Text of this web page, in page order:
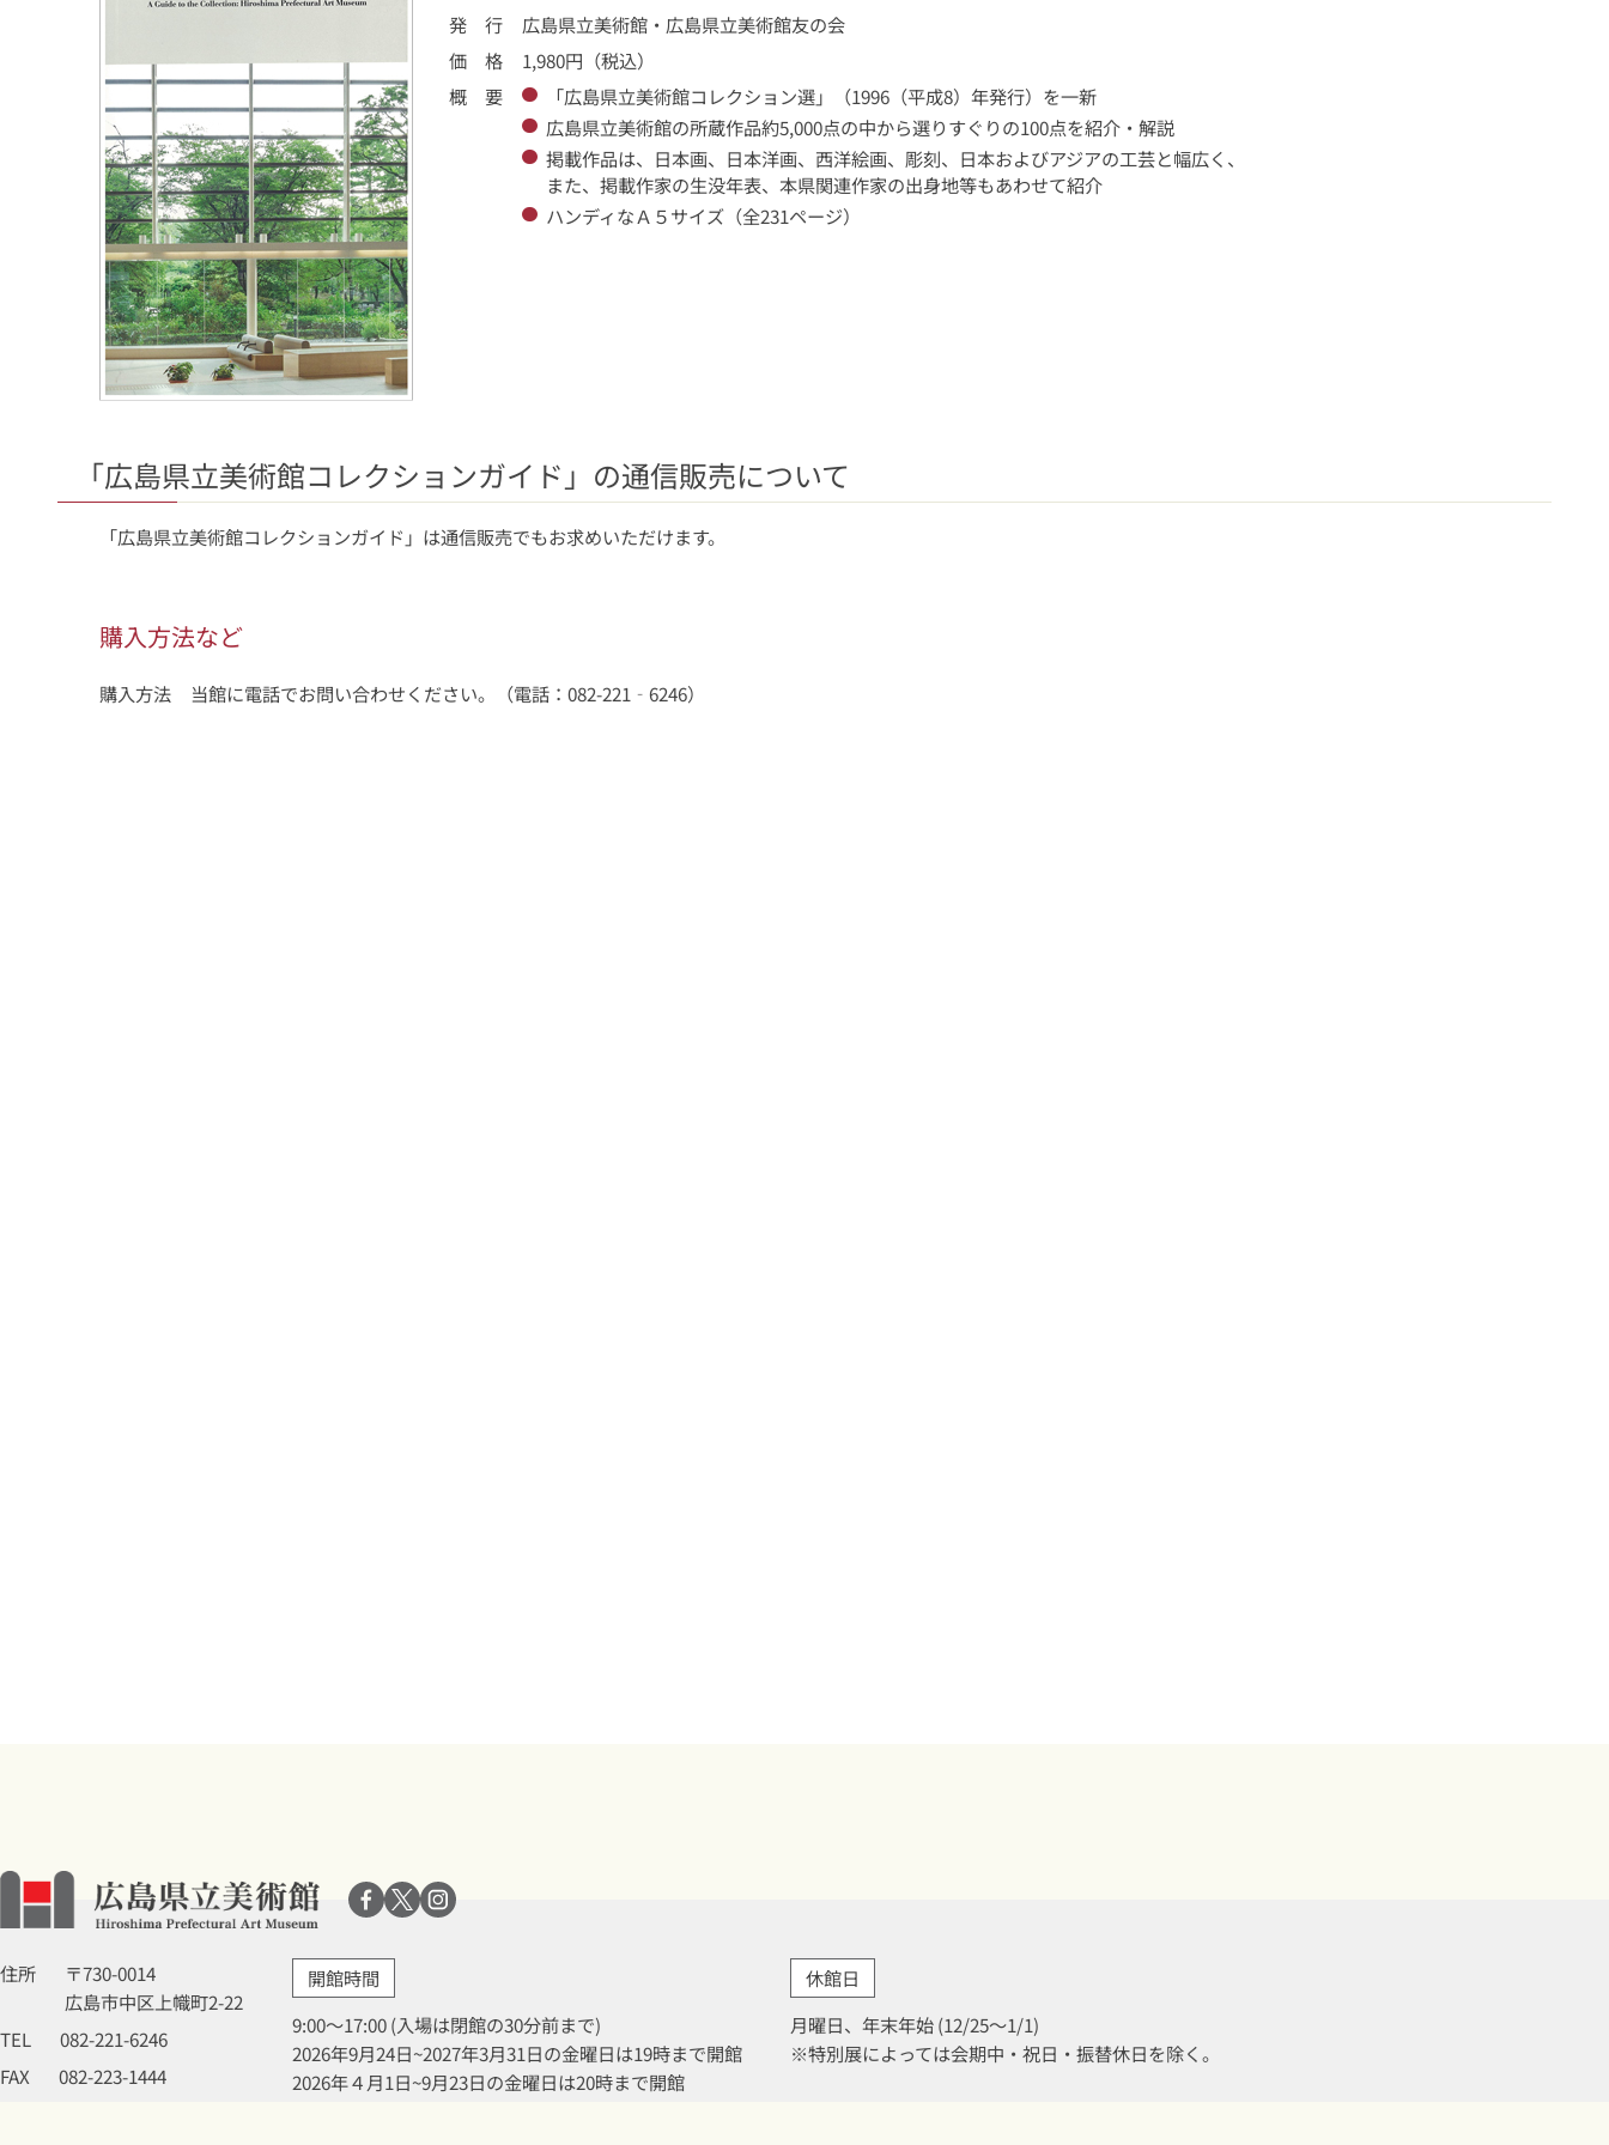
発 行
広島県立美術館・広島県立美術館友の会
価 格
1,980円（税込）
概 要
「広島県立美術館コレクション選」（1996（平成8）年発行）を一新
広島県立美術館の所蔵作品約5,000点の中から選りすぐりの100点を紹介・解説
掲載作品は、日本画、日本洋画、西洋絵画、彫刻、日本およびアジアの工芸と幅広く、
また、掲載作家の生没年表、本県関連作家の出身地等もあわせて紹介
ハンディなＡ５サイズ（全231ページ）
「広島県立美術館コレクションガイド」の通信販売について
「広島県立美術館コレクションガイド」は通信販売でもお求めいただけます。
購入方法など
購入方法 当館に電話でお問い合わせください。（電話：082-221‐6246）
住所
〒730-0014
広島市中区上幟町2-22
TEL
082-221-6246
FAX
082-223-1444
開館時間
9:00～17:00 (入場は閉館の30分前まで)
2026年9月24日~2027年3月31日の金曜日は19時まで開館
2026年４月1日~9月23日の金曜日は20時まで開館
休館日
月曜日、年末年始 (12/25～1/1)
※特別展によっては会期中・祝日・振替休日を除く。